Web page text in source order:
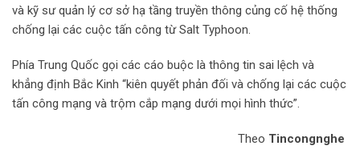
và kỹ sư quản lý cơ sở hạ tầng truyền thông củng cố hệ thống
chống lại các cuộc tấn công từ Salt Typhoon.
Phía Trung Quốc gọi các cáo buộc là thông tin sai lệch và
khẳng định Bắc Kinh “kiên quyết phản đối và chống lại các cuộc
tấn công mạng và trộm cắp mạng dưới mọi hình thức”.
Theo Tincongnghe